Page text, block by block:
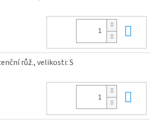
růž., velikosti: S